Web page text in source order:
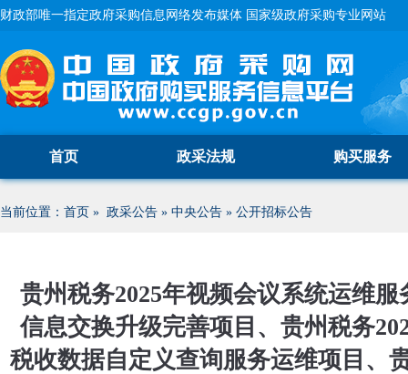
财政部唯一指定政府采购信息网络发布媒体 国家级政府采购专业网站
首页 政采法规 购买服务
当前位置： 首页 » 政采公告 » 中央公告 » 公开招标公告
贵州税务2025年视频会议系统运维
信息交换升级完善项目、贵州税务
税收数据自定义查询服务运维项目、